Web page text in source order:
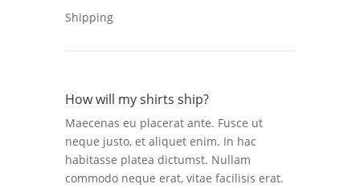
Shipping
How will my shirts ship?
Maecenas eu placerat ante. Fusce ut
neque justo, et aliquet enim. In hac
habitasse platea dictumst. Nullam
commodo neque erat, vitae facilisis erat.